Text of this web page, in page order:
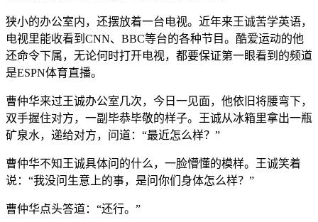
狭小的办公室内，还摆放着一台电视。近年来王诚苦学英语，
电视里能收看到CNN、BBC等台的各种节目。酷爱运动的他
还命令下属，无论何时打开电视，都要保证第一眼看到的频道
是ESPN体育直播。
曹仲华来过王诚办公室几次，今日一见面，他依旧将腰弯下，
双手握住对方，一副毕恭毕敬的样子。王诚从冰箱里拿出一瓶
矿泉水，递给对方，问道：“最近怎么样？”
曹仲华不知王诚具体问的什么，一脸懵懂的模样。王诚笑着
说：“我没问生意上的事，是问你们身体怎么样？”
曹仲华点头答道：“还行。”